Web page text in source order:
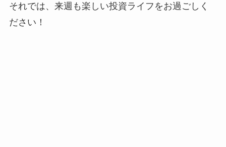
それでは、来週も楽しい投資ライフをお過ごしく
ださい！